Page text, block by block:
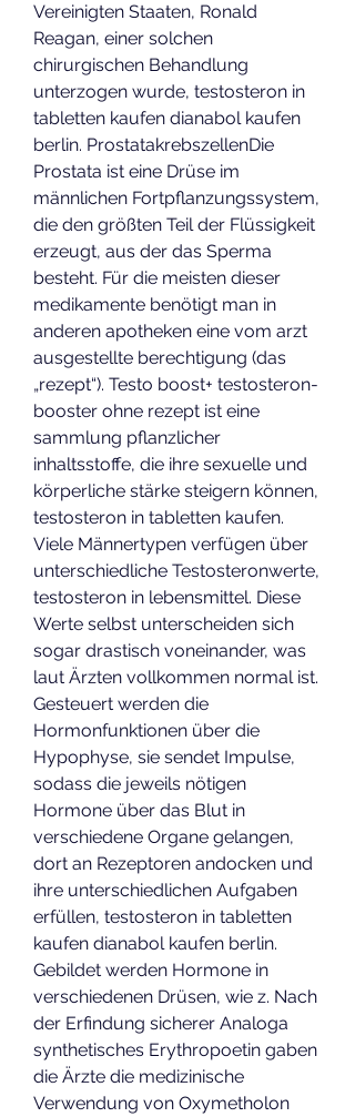
Vereinigten Staaten, Ronald
Reagan, einer solchen
chirurgischen Behandlung
unterzogen wurde, testosteron in
tabletten kaufen dianabol kaufen
berlin. ProstatakrebszellenDie
Prostata ist eine Drüse im
männlichen Fortpflanzungssystem,
die den größten Teil der Flüssigkeit
erzeugt, aus der das Sperma
besteht. Für die meisten dieser
medikamente benötigt man in
anderen apotheken eine vom arzt
ausgestellte berechtigung (das
„rezept“). Testo boost+ testosteron-
booster ohne rezept ist eine
sammlung pflanzlicher
inhaltsstoffe, die ihre sexuelle und
körperliche stärke steigern können,
testosteron in tabletten kaufen.
Viele Männertypen verfügen über
unterschiedliche Testosteronwerte,
testosteron in lebensmittel. Diese
Werte selbst unterscheiden sich
sogar drastisch voneinander, was
laut Ärzten vollkommen normal ist.
Gesteuert werden die
Hormonfunktionen über die
Hypophyse, sie sendet Impulse,
sodass die jeweils nötigen
Hormone über das Blut in
verschiedene Organe gelangen,
dort an Rezeptoren andocken und
ihre unterschiedlichen Aufgaben
erfüllen, testosteron in tabletten
kaufen dianabol kaufen berlin.
Gebildet werden Hormone in
verschiedenen Drüsen, wie z. Nach
der Erfindung sicherer Analoga
synthetisches Erythropoetin gaben
die Ärzte die medizinische
Verwendung von Oxymetholon